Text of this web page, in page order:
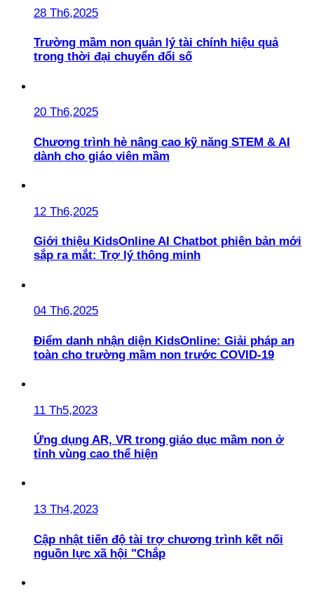
28 Th6,2025
Trường mầm non quản lý tài chính hiệu quả
trong thời đại chuyển đổi số
20 Th6,2025
Chương trình hè nâng cao kỹ năng STEM & AI
dành cho giáo viên mầm
12 Th6,2025
Giới thiệu KidsOnline AI Chatbot phiên bản mới
sắp ra mắt: Trợ lý thông minh
04 Th6,2025
Điểm danh nhận diện KidsOnline: Giải pháp an
toàn cho trường mầm non trước COVID-19
11 Th5,2023
Ứng dụng AR, VR trong giáo dục mầm non ở
tỉnh vùng cao thể hiện
13 Th4,2023
Cập nhật tiến độ tài trợ chương trình kết nối
nguồn lực xã hội "Chắp